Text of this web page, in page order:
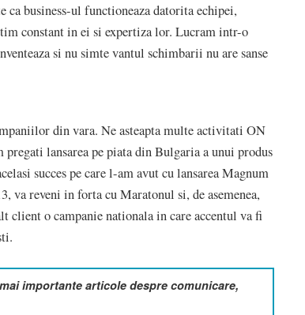
business-ul functioneaza datorita echipei,
constant in ei si expertiza lor. Lucram intr-o
si nu simte vantul schimbarii nu are sanse
din vara. Ne asteapta multe activitati ON
lansarea pe piata din Bulgaria a unui produs
succes pe care l-am avut cu lansarea Magnum
reveni in forta cu Maratonul si, de asemenea,
client o campanie nationala in care accentul va fi
importante articole despre comunicare,